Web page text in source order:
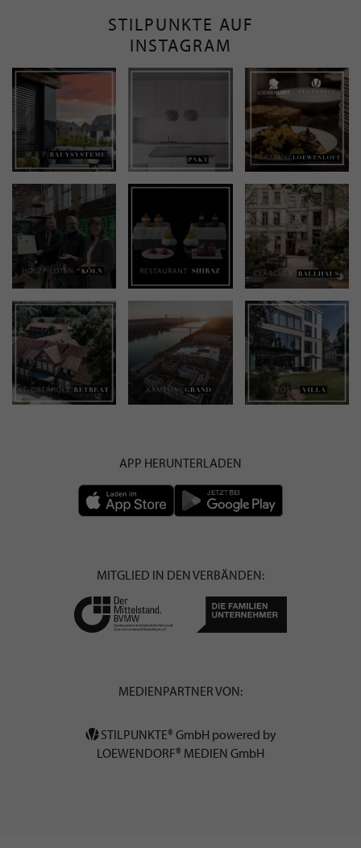
STILPUNKTE AUF
INSTAGRAM
APP HERUNTERLADEN
MITGLIED IN DEN VERBÄNDEN:
MEDIENPARTNER VON:
STILPUNKTE® GmbH powered by
LOEWENDORF® MEDIEN GmbH